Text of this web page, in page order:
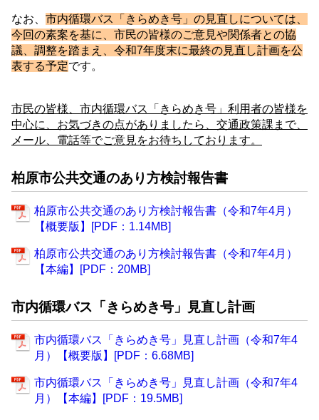
なお、 市内循環バス「きらめき号」の見直しについては、
今回の素案を基に、市民の皆様のご意見や関係者との協
議、調整を踏まえ、令和7年度末に最終の見直し計画を公
表する予定です。
市民の皆様、市内循環バス「きらめき号」利用者の皆様を
中心に、お気づきの点がありましたら、交通政策課まで、
メール、電話等でご意見をお待ちしております。
柏原市公共交通のあり方検討報告書
柏原市公共交通のあり方検討報告書（令和7年4月）
【概要版】[PDF：1.14MB]
柏原市公共交通のあり方検討報告書（令和7年4月）
【本編】[PDF：20MB]
市内循環バス「きらめき号」見直し計画
市内循環バス「きらめき号」見直し計画（令和7年4
月）【概要版】[PDF：6.68MB]
市内循環バス「きらめき号」見直し計画（令和7年4
月）【本編】[PDF：19.5MB]